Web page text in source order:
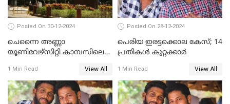
Posted On 30-12-2024
ചെന്നൈ അണ്ണാ
യൂണിവേഴ്‌സിറ്റി കാമ്പസിലെ
കമ്മീഷന്‍ ഇന്ന്
യൂണിവേഴ്‌സിറ്റിയിലെത്തും
1 Min Read View All
Posted On 28-12-2024
പെരിയ ഇരട്ടക്കൊല കേസ്; 14
പ്രതികള്‍ കുറ്റക്കാര്‍
1 Min Read View All